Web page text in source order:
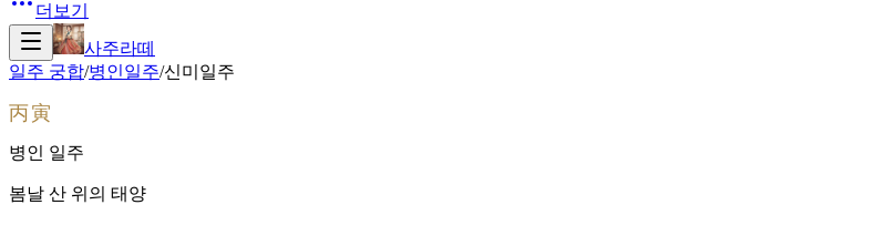
더보기
사주라떼
일주 궁합/병인일주/신미 일주
丙寅
병인 일주
봄날 산 위의 태양